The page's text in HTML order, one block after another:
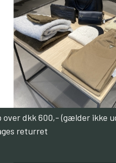
dkk 600,- (gælder ikke
returret